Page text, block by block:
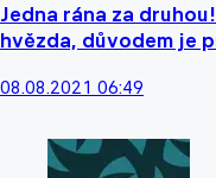
Jedna rána za
hvězda, důvodem je
08.08.2021 06:49